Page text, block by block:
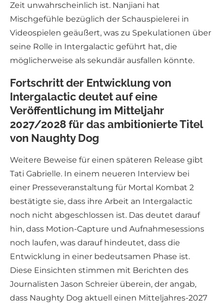
Zeit unwahrscheinlich ist. Nanjiani hat
Mischgefühle bezüglich der Schauspielerei in
Videospielen geäußert, was zu Spekulationen über
seine Rolle in Intergalactic geführt hat, die
möglicherweise als sekundär ausfallen könnte.
Fortschritt der Entwicklung von
Intergalactic deutet auf eine
Veröffentlichung im Mitteljahr
2027/2028 für das ambitionierte Titel
von Naughty Dog
Weitere Beweise für einen späteren Release gibt
Tati Gabrielle. In einem neueren Interview bei
einer Presseveranstaltung für Mortal Kombat 2
bestätigte sie, dass ihre Arbeit an Intergalactic
noch nicht abgeschlossen ist. Das deutet darauf
hin, dass Motion-Capture und Aufnahmesessions
noch laufen, was darauf hindeutet, dass die
Entwicklung in einer bedeutsamen Phase ist.
Diese Einsichten stimmen mit Berichten des
Journalisten Jason Schreier überein, der angab,
dass Naughty Dog aktuell einen Mitteljahres-2027